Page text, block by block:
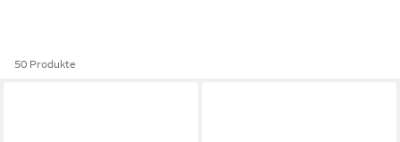
50 Produkte